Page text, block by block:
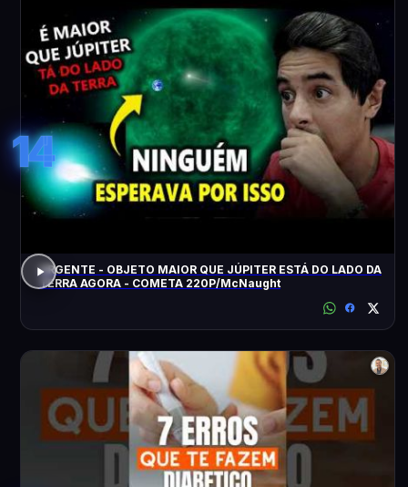
14
URGENTE - OBJETO MAIOR QUE JÚPITER ESTÁ DO LADO DA
TERRA AGORA - COMETA 220P/McNaught